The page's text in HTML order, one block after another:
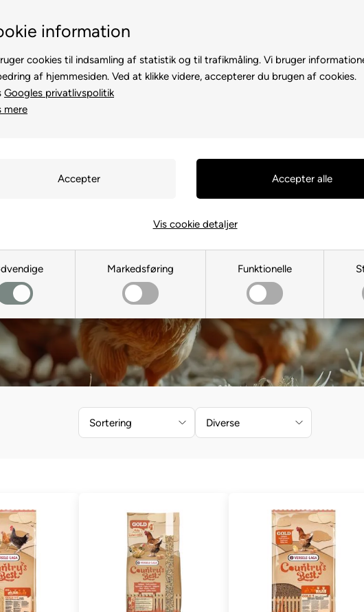
information
cookies til indsamling af statistik og til trafikmåling. Vi bruger
af hjemmesiden. Ved at klikke videre, accepterer du brugen af cookies.
Googles privatlivspolitik
mere
Markedsføring Funktionelle
Vis cookie detaljer
Hønse foder
Du er her: Hønse foder
Sortering Diverse